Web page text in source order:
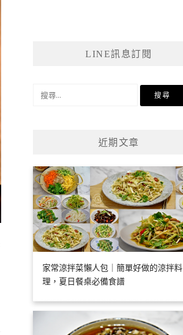
LINE訊息訂閱
近期文章
家常涼拌菜懶人包｜簡單好做的涼拌料
理，夏日餐桌必備食譜